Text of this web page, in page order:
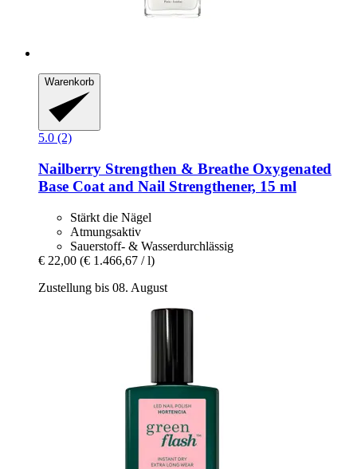
Warenkorb
5.0 (2)
Nailberry Strengthen & Breathe Oxygenated
Base Coat and Nail Strengthener, 15 ml
Stärkt die Nägel
Atmungsaktiv
Sauerstoff- & Wasserdurchlässig
€ 22,00 (€ 1.466,67 / l)
Zustellung bis 08. August